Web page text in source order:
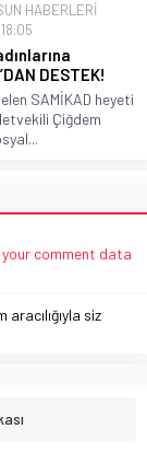
HABERLERİ
DESTEK!
SAMİKAD heyeti
Çiğdem
comment data
siz